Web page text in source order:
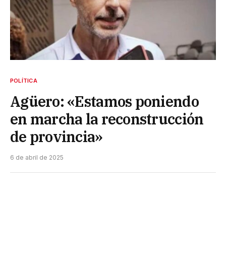
POLÍTICA
Agüero: «Estamos poniendo
en marcha la reconstrucción
de provincia»
6 de abril de 2025